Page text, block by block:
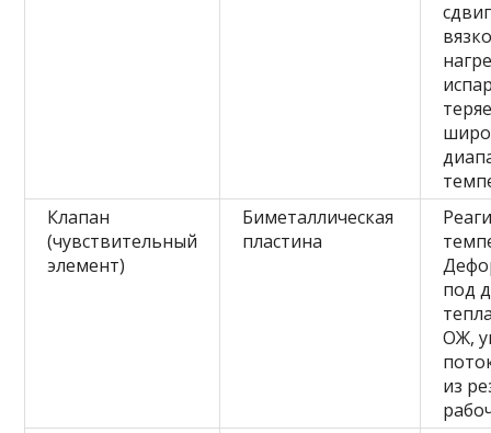
Клапан
(чувствительный
элемент)
Биметаллическая
пластина
под
ОЖ,
из